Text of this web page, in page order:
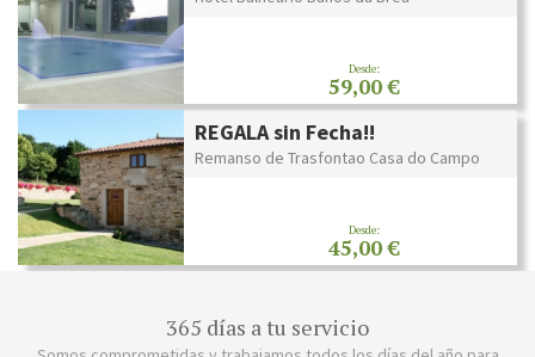
Desde:
59,00 €
REGALA sin Fecha!!
Remanso de Trasfontao Casa do Campo
Desde:
45,00 €
365 días a tu servicio